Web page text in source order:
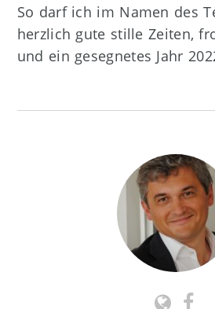
So darf ich im Namen des
herzlich gute stille Zeiten,
und ein gesegnetes Jahr